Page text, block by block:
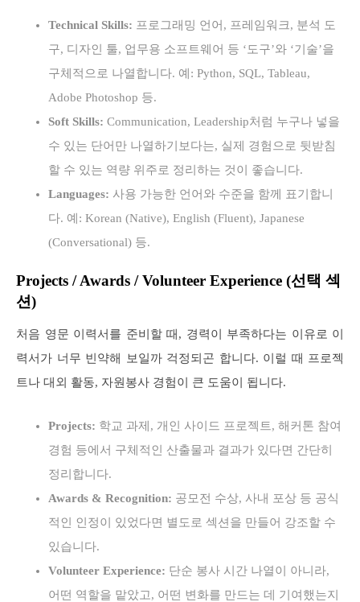
Technical Skills: 프로그래밍 언어, 프레임워크, 분석 도
구, 디자인 툴, 업무용 소프트웨어 등 ‘도구’와 ‘기술’을
구체적으로 나열합니다. 예: Python, SQL, Tableau,
Adobe Photoshop 등.
Soft Skills: Communication, Leadership처럼 누구나 넣을
수 있는 단어만 나열하기보다는, 실제 경험으로 뒷받침
할 수 있는 역량 위주로 정리하는 것이 좋습니다.
Languages: 사용 가능한 언어와 수준을 함께 표기합니
다. 예: Korean (Native), English (Fluent), Japanese
(Conversational) 등.
Projects / Awards / Volunteer Experience (선택 섹
션)
처음 영문 이력서를 준비할 때, 경력이 부족하다는 이유로 이
력서가 너무 빈약해 보일까 걱정되곤 합니다. 이럴 때 프로젝
트나 대외 활동, 자원봉사 경험이 큰 도움이 됩니다.
Projects: 학교 과제, 개인 사이드 프로젝트, 해커톤 참여
경험 등에서 구체적인 산출물과 결과가 있다면 간단히
정리합니다.
Awards & Recognition: 공모전 수상, 사내 포상 등 공식
적인 인정이 있었다면 별도로 섹션을 만들어 강조할 수
있습니다.
Volunteer Experience: 단순 봉사 시간 나열이 아니라,
어떤 역할을 맡았고, 어떤 변화를 만드는 데 기여했는지